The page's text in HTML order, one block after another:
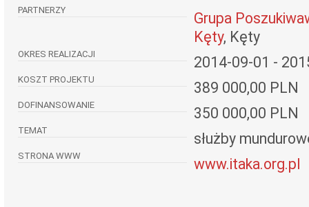
PARTNERZY
Grupa
Kęty, Kęty
OKRES REALIZACJI 2014-09-01 -
KOSZT PROJEKTU 389 000,00 PLN
DOFINANSOWANIE 350 000,00 PLN
TEMAT służby
STRONA WWW www.itaka.org.pl